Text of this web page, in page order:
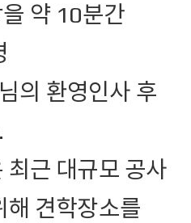
약 10분간
의 환영인사 후
최근 대규모 공사
해 견학장소를